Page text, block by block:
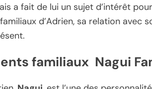
a fait de lui un sujet d’intérêt
d’Adrien, sa relation avec
familiaux Nagui